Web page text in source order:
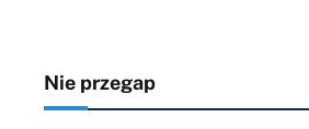
Nie przegap